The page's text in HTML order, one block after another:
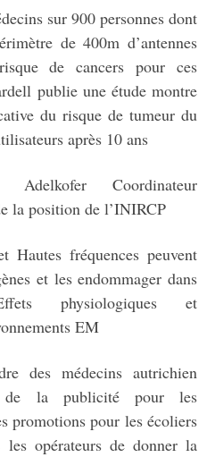
sur 900 personnes dont
de 400m d’antennes
de cancers pour ces
publie une étude montre
du risque de tumeur du
après 10 ans
Coordinateur
la position de l’INIRCP
Hautes fréquences peuvent
et les endommager dans
physiologiques et
EM
des médecins autrichien
de la publicité pour les
promotions pour les écoliers
les opérateurs de donner la